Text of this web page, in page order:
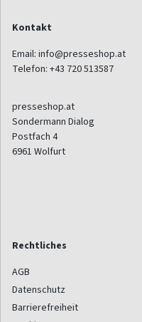
Kontakt
Email: info@presseshop.at
Telefon: +43 720 513587
presseshop.at
Sondermann Dialog
Postfach 4
6961 Wolfurt
Rechtliches
AGB
Datenschutz
Barrierefreiheit